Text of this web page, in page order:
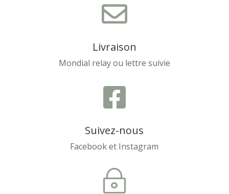

Livraison
Mondial relay ou lettre suivie

Suivez-nous
Facebook et Instagram
~